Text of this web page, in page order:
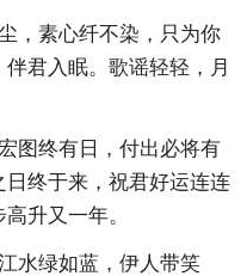
，素心纤不染，只为你
君入眠。歌谣轻轻，月
图终有日，付出必将有
终于来，祝君好运连连
升又一年。
水绿如蓝，伊人带笑